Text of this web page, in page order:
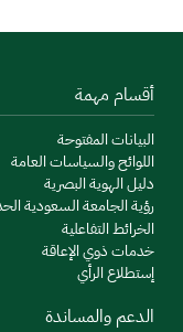
أقسام مهمة
البيانات المفتوحة
اللوائح والسياسات العامة
دليل الهوية البصرية
رؤية الجامعة السعودية
الخرائط التفاعلية
خدمات ذوي الإعاقة
إستطلاع الرأي
الدعم والمساندة